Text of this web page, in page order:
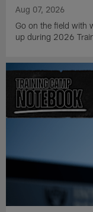
Aug 07, 2026
Go on the field with
up during 2026